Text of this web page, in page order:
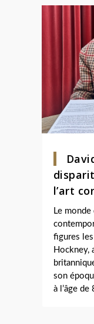
l’art
Le
figures
Hockney,
son
à l’âge de